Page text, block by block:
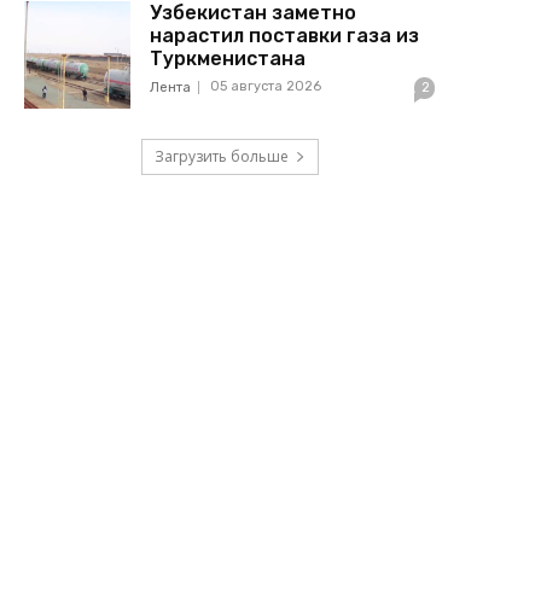
Узбекистан заметно
нарастил поставки газа из
Туркменистана
Лента 05 августа 2026 2
Загрузить больше